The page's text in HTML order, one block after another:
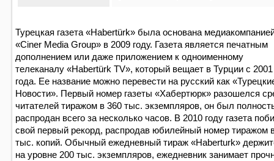
Турецкая газета «Habertürk» была основана
«Ciner Media Group» в 2009 году. Газета является печатным
дополнением или даже приложением к одноименному
телеканалу «Habertürk TV», который вещает в Турции с 2001
года. Ее название можно перевести на русский как
Новости». Первый номер газеты «Хабертюрк» разошелся
читателей тиражом в 360 тыс. экземпляров, он был
распродан всего за несколько часов. В 2010 году газета
свой первый рекорд, распродав юбилейный номер тиражом
тыс. копий. Обычный ежедневный тираж «Haberturk»
на уровне 200 тыс. экземпляров, ежедневник занимает